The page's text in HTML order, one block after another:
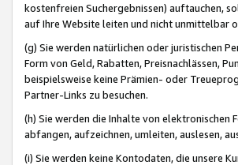
kostenfreien Suchergebnissen) auftauchen,
auf Ihre Website leiten und nicht unmittelbar
(g) Sie werden natürlichen oder juristischen
Form von Geld, Rabatten, Preisnachlässen,
beispielsweise keine Prämien- oder
Partner-Links zu besuchen.
(h) Sie werden die Inhalte von elektronischen
abfangen, aufzeichnen, umleiten, auslesen,
(i) Sie werden keine Kontodaten, die unsere